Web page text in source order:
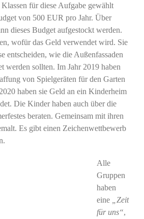
für diese Aufgabe gewählt
von 500 EUR pro Jahr. Über
dieses Budget aufgestockt werden.
wofür das Geld verwendet wird. Sie
entscheiden, wie die Außenfassaden
werden sollten. Im Jahr 2019 haben
von Spielgeräten für den Garten
haben sie Geld an ein Kinderheim
Die Kinder haben auch über die
beraten. Gemeinsam mit ihren
Es gibt einen Zeichenwettbewerb
Alle
Gruppen
haben
eine
„Zeit
für uns“,